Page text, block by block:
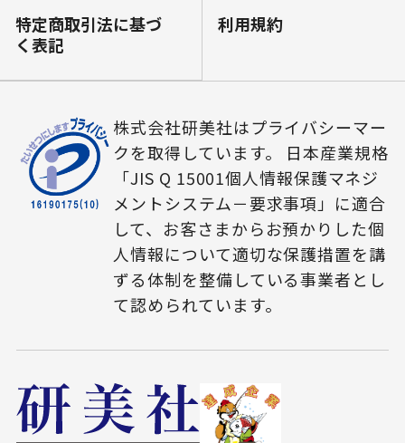
特定商取引法に基づ
く表記
利⽤規約
株式会社研美社はプライバシーマー
クを取得しています。 日本産業規格
「JIS Q 15001個人情報保護マネジ
メントシステム－要求事項」に適合
して、お客さまからお預かりした個
人情報について適切な保護措置を講
ずる体制を整備している事業者とし
て認められています。